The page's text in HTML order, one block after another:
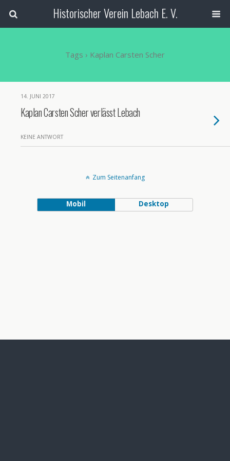
Historischer Verein Lebach E. V.
Tags › Kaplan Carsten Scher
14. JUNI 2017
Kaplan Carsten Scher verlässt Lebach
KEINE ANTWORT
Zum Seitenanfang
Mobil Desktop